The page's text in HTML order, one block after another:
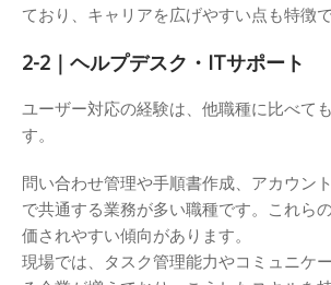
ており、キャリアを広げやすい点も特徴で
2-2｜ヘルプデスク・ITサポート
ユーザー対応の経験は、他職種に比べて
す。
問い合わせ管理や手順書作成、アカウン
で共通する業務が多い職種です。これら
価されやすい傾向があります。
現場では、タスク管理能力やコミュニケ